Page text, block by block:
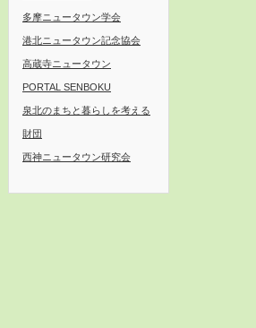
多摩ニュータウン学会
港北ニュータウン記念協会
高蔵寺ニュータウン
PORTAL SENBOKU
泉北のまちと暮らしを考える
財団
西神ニュータウン研究会